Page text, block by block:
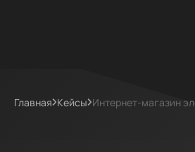
Главная Кейсы Интернет-магазин